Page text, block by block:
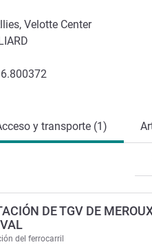
Velotte Center
y transporte (1)
DE TGV DE
del ferrocarril